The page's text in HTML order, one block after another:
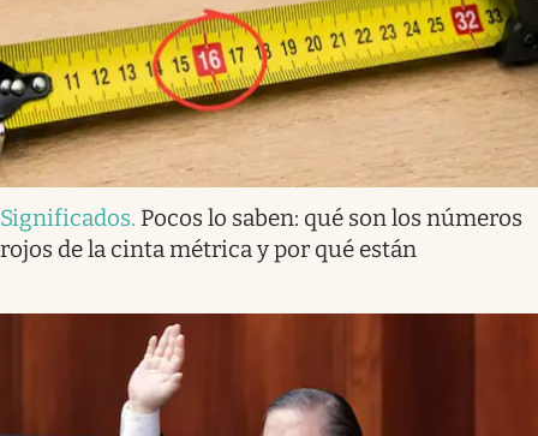
Significados. Pocos lo saben: qué son los números
rojos de la cinta métrica y por qué están